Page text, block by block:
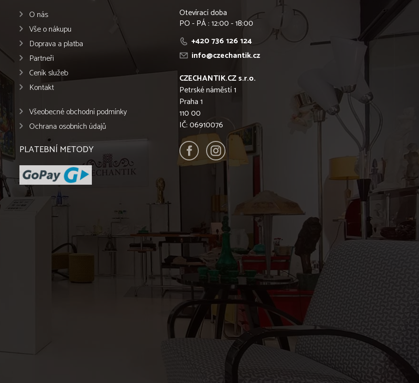
O nás
Vše o nákupu
Doprava a platba
Partneři
Ceník služeb
Kontakt
Všeobecné obchodní podmínky
Ochrana osobních údajů
PLATEBNÍ METODY
Otevírací doba
PO - PÁ : 12:00 - 18:00
+420 736 126 124
info@czechantik.cz
CZECHANTIK.CZ s.r.o.
Petrské náměstí 1
Praha 1
110 00
IČ: 06910076